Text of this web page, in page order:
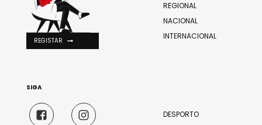
REGIONAL
NACIONAL
INTERNACIONAL
DESPORTO
REGISTAR
SIGA